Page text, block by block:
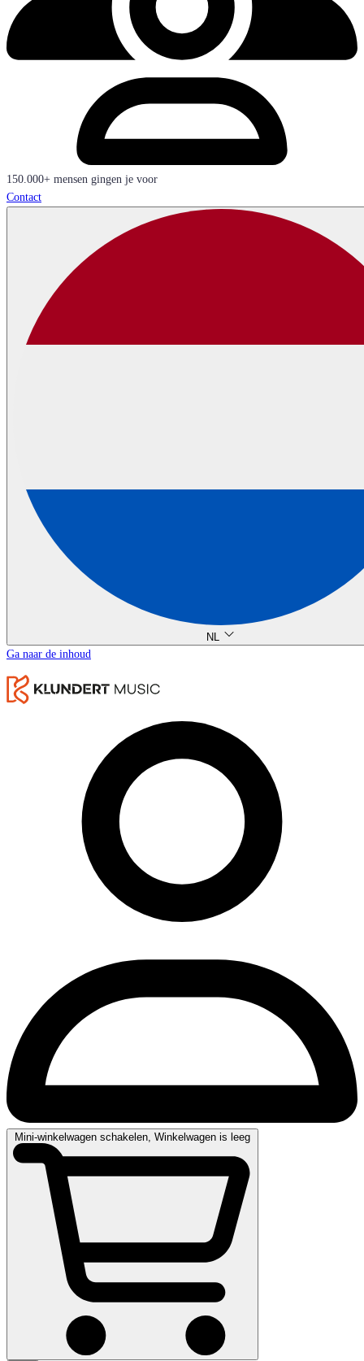
150.000+ mensen gingen je voor
Contact
NL
Ga naar de inhoud
Mini-winkelwagen schakelen, Winkelwagen is leeg